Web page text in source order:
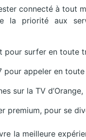
connecté à tout
la priorité aux
pour surfer en toute
pour appeler en
sur la TV d’Orange,
premium, pour se
la meilleure